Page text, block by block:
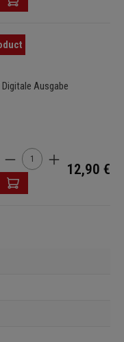
Ausgabe
Produkt Anzahl: Gib
12,90 €